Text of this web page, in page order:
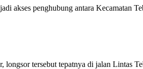
akses penghubung antara Kecamatan
longsor tersebut tepatnya di jalan Lintas